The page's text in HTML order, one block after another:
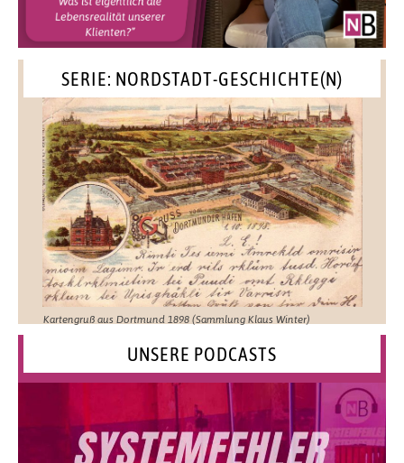
SERIE: NORDSTADT-GESCHICHTE(N)
Kartengruß aus Dortmund 1898 (Sammlung Klaus Winter)
UNSERE PODCASTS